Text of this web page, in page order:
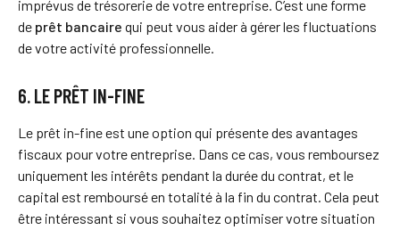
imprévus de trésorerie de votre entreprise. C’est une forme
de prêt bancaire qui peut vous aider à gérer les fluctuations
de votre activité professionnelle.
6. LE PRÊT IN-FINE
Le prêt in-fine est une option qui présente des avantages
fiscaux pour votre entreprise. Dans ce cas, vous remboursez
uniquement les intérêts pendant la durée du contrat, et le
capital est remboursé en totalité à la fin du contrat. Cela peut
être intéressant si vous souhaitez optimiser votre situation